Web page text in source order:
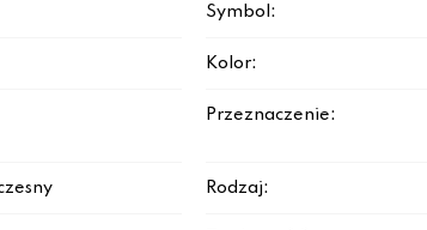
Symbol:
Kolor:
Przeznaczenie:
Rodzaj: